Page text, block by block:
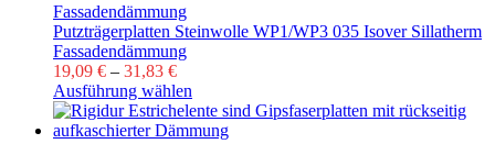
Fassadendämmung
Putzträgerplatten Steinwolle WP1/WP3 035 Isover Sillatherm
Fassadendämmung
19,09 € – 31,83 €
Ausführung wählen